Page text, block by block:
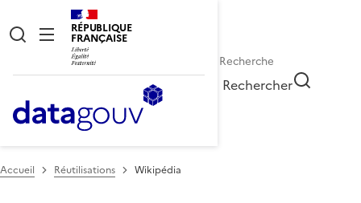
RÉPUBLIQUE
FRANÇAISE
Rechercher
Accueil Réutilisations Wikipédia